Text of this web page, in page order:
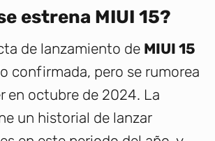
estrena MIUI 15?
de lanzamiento de MIUI 15
confirmada, pero se rumorea
en octubre de 2024. La
un historial de lanzar